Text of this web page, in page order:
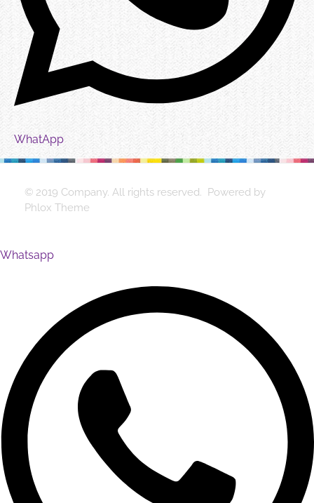
WhatApp
© 2019 Company. All rights reserved. Powered by
Phlox Theme
Whatsapp